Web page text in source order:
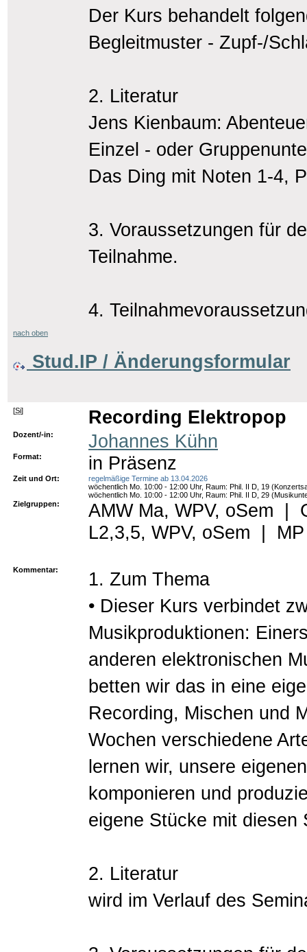
Der Kurs behandelt
Begleitmuster - Zupf-/
2. Literatur
Jens Kienbaum:
Einzel - oder
Das Ding mit Noten 1-4,
3. Voraussetzungen für
Teilnahme.
4.
nach oben
Stud.IP / Änderungsformular
[Si] Recording Elektropop
Dozent/-in: Johannes Kühn
Format: in Präsenz
Zeit und Ort:
regelmäßige Termine ab 13.04.2026
wöchentlich Mo. 10:00 - 12:00 Uhr, Raum: Phil. II D, 19
wöchentlich Mo. 10:00 - 12:00 Uhr, Raum: Phil. II D, 29
Zielgruppen:
AMW Ma, WPV, oSem |
L2,3,5, WPV, oSem |
Kommentar:
1. Zum Thema
• Dieser Kurs verbindet
Musikproduktionen:
anderen elektronischen
betten wir das in eine
Recording, Mischen und
Wochen verschiedene
lernen wir, unsere
komponieren und
eigene Stücke mit diesen
2. Literatur
wird im Verlauf des